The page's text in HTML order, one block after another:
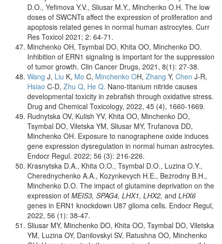
D.O., Yeﬁmova Y.V., Sliusar M.Y., Minchenko O.H. The low
doses of SWCNTs affect the expression of proliferation and
apoptosis related genes in normal human astrocytes. Curr
Res Toxicol 2021; 2: 64-71.
Minchenko OH, Tsymbal DO, Khita OO, Minchenko DO.
Inhibition of ERN1 signaling is important for the suppression
of tumor growth. Clin Cancer Drugs, 2021, 8(1): 27-38.
Wang J, Liu K, Mo C, Minchenko OH, Zhang Y, Chen J-R,
Hsiao C-D, Zhu Q, He Q. Nano-titanium nitride causes
developmental toxicity in zebrafish through oxidative stress.
Drug and Chemical Toxicology, 2022, 45 (4), 1660-1669.
Rudnytska OV, Kulish YV, Khita OO, Minchenko DO,
Tsymbal DO, Viletska YM, Sliusar MY, Trufanova DD,
Minchenko OH. Exposure to nanographene oxide induces
gene expression dysregulation in normal human astrocytes.
Endocr Regul. 2022; 56 (3): 216-226.
Krasnytska D.A., Khita O.O., Tsymbal D.O., Luzina O.Y.,
Cherednychenko A.A., Kozynkevych H.E., Bezrodny B.H.,
Minchenko D.O. The impact of glutamine deprivation on the
expression of MEIS3, SPAG4, LHX1, LHX2, and LHX6
genes in ERN1 knockdown U87 glioma cells. Endocr Regul,
2022, 56 (1): 38-47.
Sliusar MY, Minchenko DO, Khita OO, Tsymbal DO, Viletska
YM, Luzina OY, Danilovskyi SV, Ratushna OO, Minchenko